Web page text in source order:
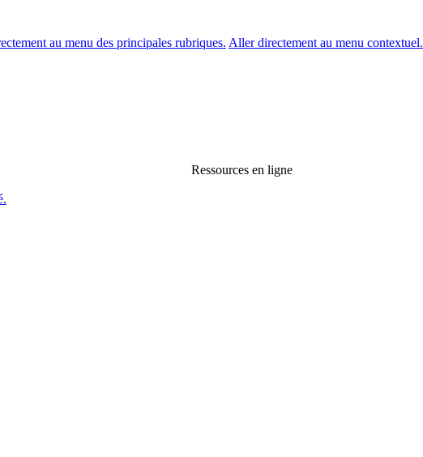
au menu des principales rubriques. Aller directement au menu contextuel.
Ressources en ligne